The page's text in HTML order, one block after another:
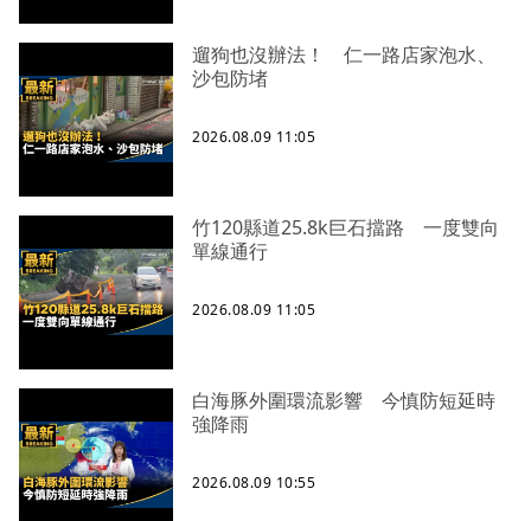
遛狗也沒辦法！ 仁一路店家泡水、
沙包防堵
2026.08.09 11:05
竹120縣道25.8k巨石擋路 一度雙向
單線通行
2026.08.09 11:05
白海豚外圍環流影響 今慎防短延時
強降雨
2026.08.09 10:55